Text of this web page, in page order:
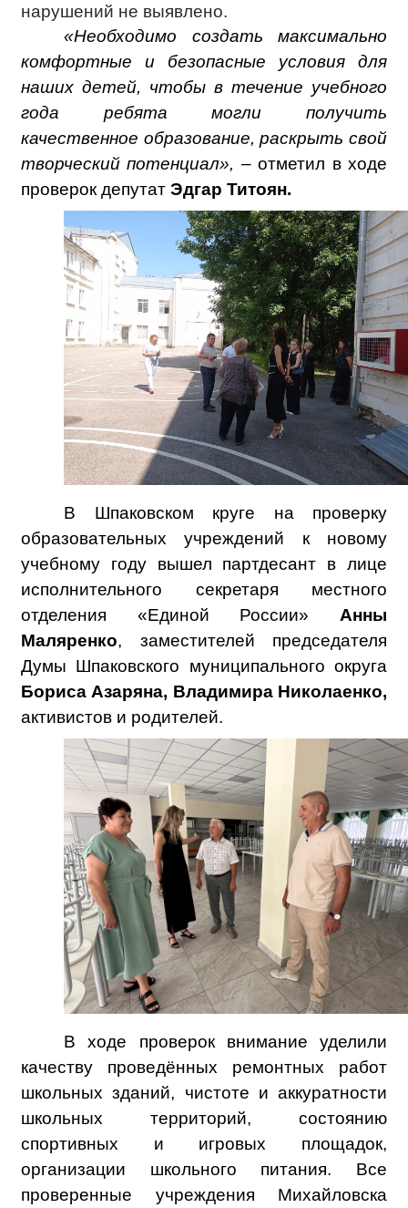
нарушений не выявлено.
«Необходимо создать максимально
комфортные и безопасные условия для
наших детей, чтобы в течение учебного
года ребята могли получить
качественное образование, раскрыть свой
творческий потенциал», – отметил в ходе
проверок депутат Эдгар Титоян.
В Шпаковском круге на проверку
образовательных учреждений к новому
учебному году вышел партдесант в лице
исполнительного секретаря местного
отделения «Единой России» Анны
Маляренко, заместителей председателя
Думы Шпаковского муниципального округа
Бориса Азаряна, Владимира Николаенко,
активистов и родителей.
В ходе проверок внимание уделили
качеству проведённых ремонтных работ
школьных зданий, чистоте и аккуратности
школьных территорий, состоянию
спортивных и игровых площадок,
организации школьного питания. Все
проверенные учреждения Михайловска